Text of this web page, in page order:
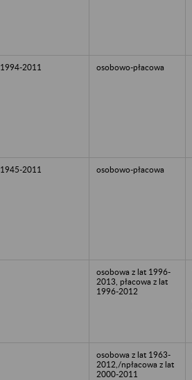
1994-2011 osobowo-płacowa
1945-2011 osobowo-płacowa
osobowa z lat 1996-
2013, płacowa z lat
1996-2012
osobowa z lat 1963-
2012,/npłacowa z lat
2000-2011